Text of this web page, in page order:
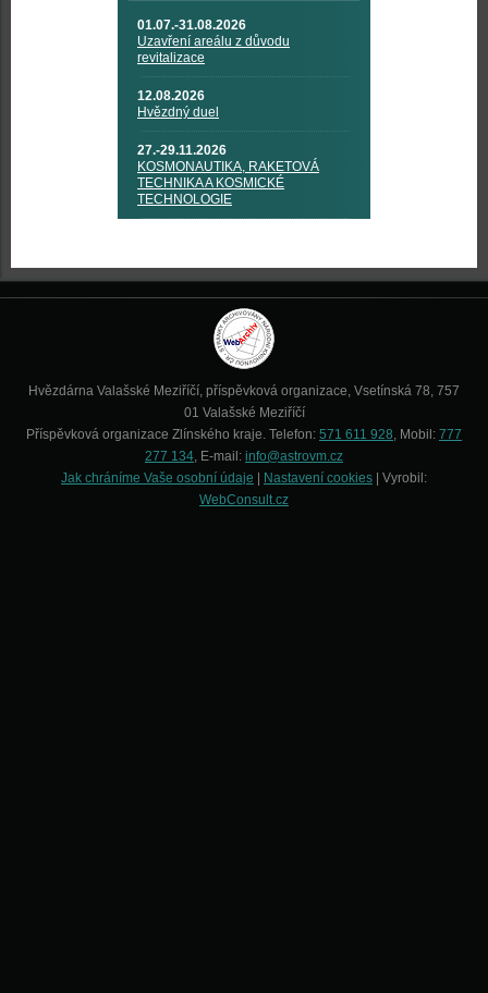
01.07.-31.08.2026
Uzavření areálu z důvodu
revitalizace
12.08.2026
Hvězdný duel
27.-29.11.2026
KOSMONAUTIKA, RAKETOVÁ
TECHNIKA A KOSMICKÉ
TECHNOLOGIE
Hvězdárna Valašské Meziříčí, příspěvková organizace, Vsetínská 78, 757
01 Valašské Meziříčí
Příspěvková organizace Zlínského kraje. Telefon: 571 611 928 , Mobil: 777
277 134 , E-mail: info@astrovm.cz
Jak chráníme Vaše osobní údaje | Nastavení cookies | Vyrobil:
WebConsult.cz